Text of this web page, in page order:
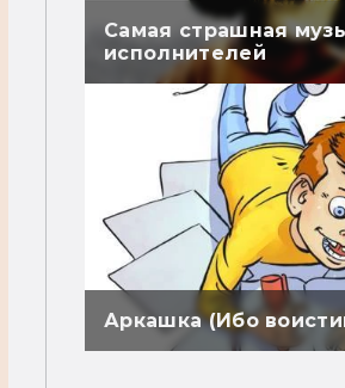
Самая страшная
исполнителей
Аркашка (Ибо